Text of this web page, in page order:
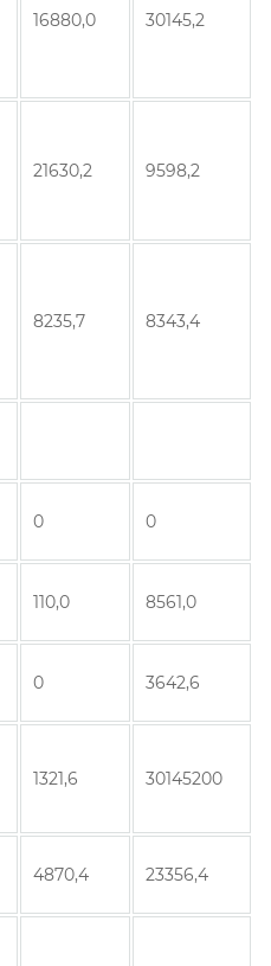
16880,0 30145,2
21630,2 9598,2
8235,7 8343,4
0 0
110,0 8561,0
0 3642,6
1321,6 30145200
4870,4 23356,4